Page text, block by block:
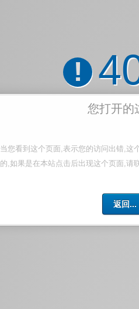
!
您打开的
当您看到这个页面,表示您的访问出错,这
的,如果是在本站点击后出现这个页面,请
返回...